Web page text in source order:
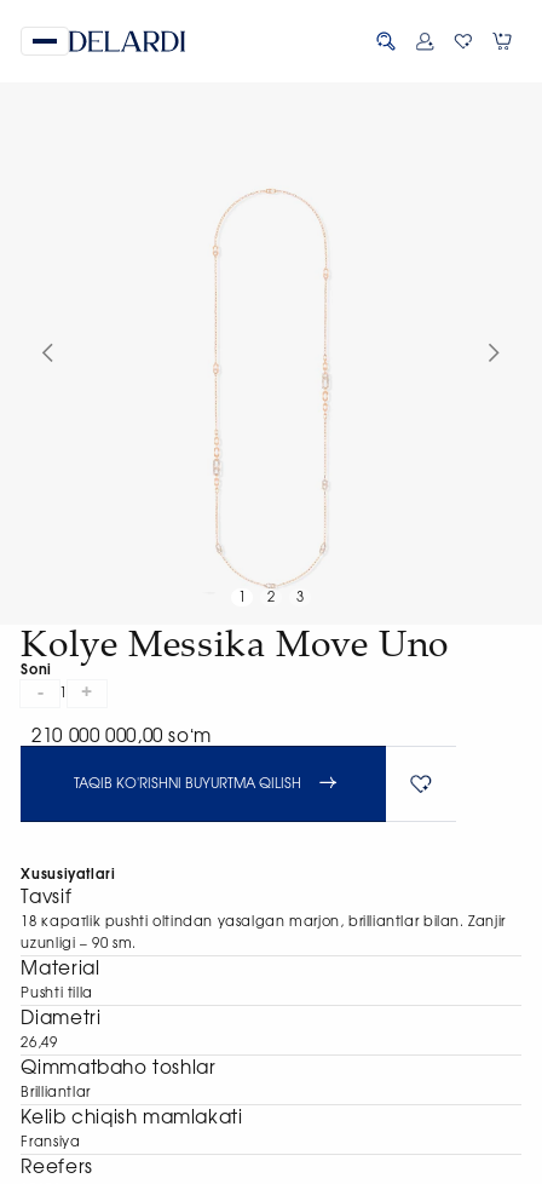
2 3
Kolye Messika Move Uno
Soni
- +
210 000 000,00 soʻm
TAQIB KO'RISHNI BUYURTMA QILISH
Xususiyatlari
Tavsif
18 каратlik pushti oltindan yasalgan marjon, brilliantlar bilan. Zanjir
uzunligi – 90 sm.
Material
Pushti tilla
Diametri
26,49
Qimmatbaho toshlar
Brilliantlar
Kelib chiqish mamlakati
Fransiya
Reefers